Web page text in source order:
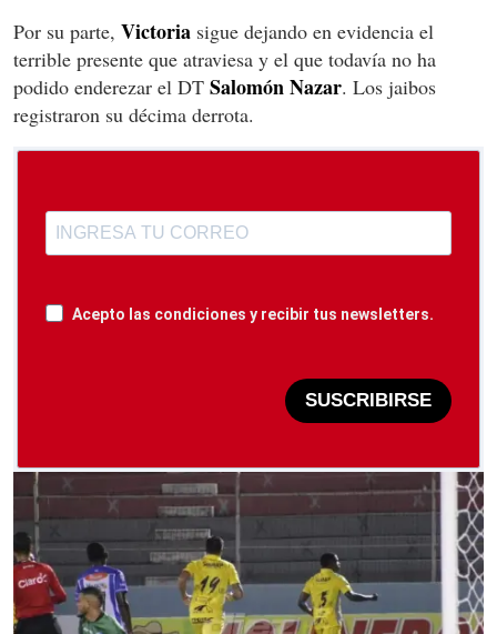
Por su parte, Victoria sigue dejando en evidencia el
terrible presente que atraviesa y el que todavía no ha
podido enderezar el DT Salomón Nazar. Los jaibos
registraron su décima derrota.
Acepto las condiciones y recibir tus newsletters.
SUSCRIBIRSE